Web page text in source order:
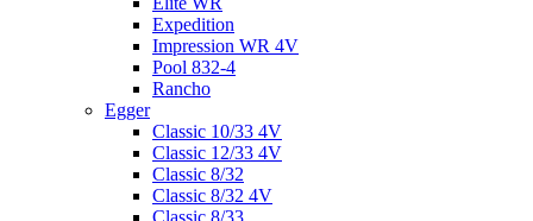
Expedition
Impression WR 4V
Pool 832-4
Rancho
Egger
Classic 10/33 4V
Classic 12/33 4V
Classic 8/32
Classic 8/32 4V
Classic 8/33